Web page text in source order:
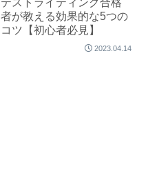
テストライティング合格
者が教える効果的な5つの
コツ【初心者必見】
2023.04.14